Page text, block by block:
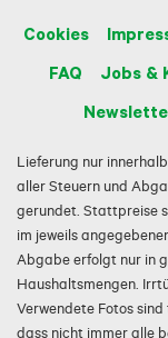
Cookies
FAQ
Jobs &
Lieferung nur
aller Steuern und
gerundet. Stattpreise
im jeweils
Abgabe erfolgt nur in
Haushaltsmengen.
Verwendete Fotos
dass nicht immer alle